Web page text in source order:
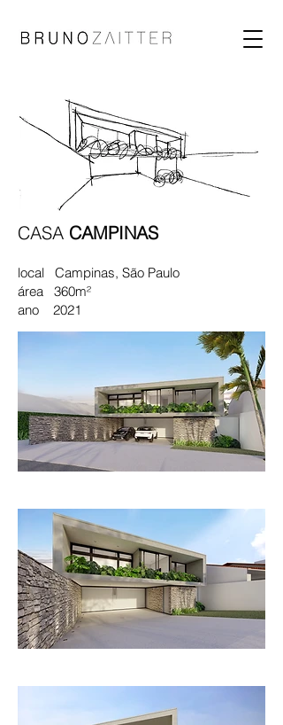
CASA CAMPINAS
local Campinas, São Paulo
área 360m²
ano 2021